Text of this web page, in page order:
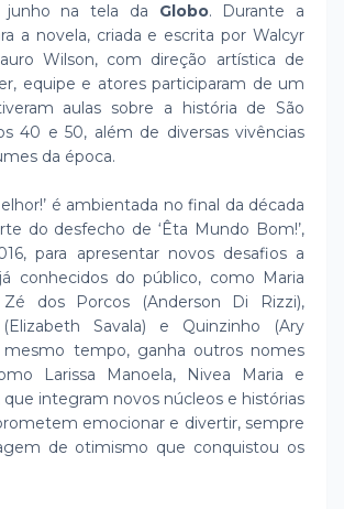
na tela da Globo. Durante a
a novela, criada e escrita por Walcyr
Wilson, com direção artística de
equipe e atores participaram de um
aulas sobre a história de São
40 e 50, além de diversas vivências
da época.
é ambientada no final da década
do desfecho de ‘Êta Mundo Bom!’,
para apresentar novos desafios a
conhecidos do público, como Maria
Zé dos Porcos (Anderson Di Rizzi),
Savala) e Quinzinho (Ary
mesmo tempo, ganha outros nomes
Larissa Manoela, Nivea Maria e
que integram novos núcleos e histórias
emocionar e divertir, sempre
de otimismo que conquistou os